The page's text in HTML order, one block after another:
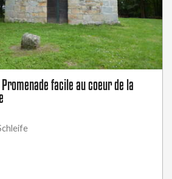
facile au coeur de la